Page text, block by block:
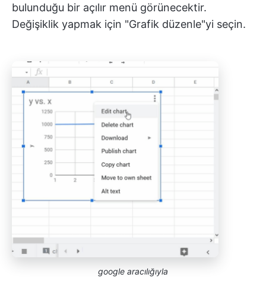
bulunduğu bir açılır menü görünecektir.
Değişiklik yapmak için "Grafik düzenle"yi seçin.
google aracılığıyla